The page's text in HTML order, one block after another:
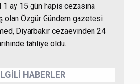
1 ay 15 gün hapis cezasına
olan Özgür Gündem gazetesi
Diyarbakır cezaevinden 24
tahliye oldu.
HABERLER